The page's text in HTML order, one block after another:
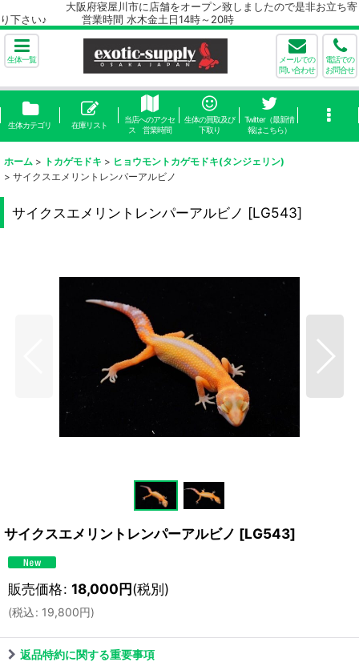
大阪府寝屋川市に店舗をオープン致しましたので是非お立ち寄
り下さい♪ 営業時間 水木金土日14時～20時
生体一覧
メールでの
問い合わせ
電話での
お問合せ
生体カテゴリ 在庫リスト
当店へのアクセ
ス 営業時間
生体の買取及び
下取り
Twitter（最新情
報はこちら）
ホーム > トカゲモドキ > ヒョウモントカゲモドキ(タンジェリン)
> サイクスエメリントレンパーアルビノ
サイクスエメリントレンパーアルビノ [LG543]
サイクスエメリントレンパーアルビノ [LG543]
販売価格: 18,000円(税別)
(税込: 19,800円)
返品特約に関する重要事項